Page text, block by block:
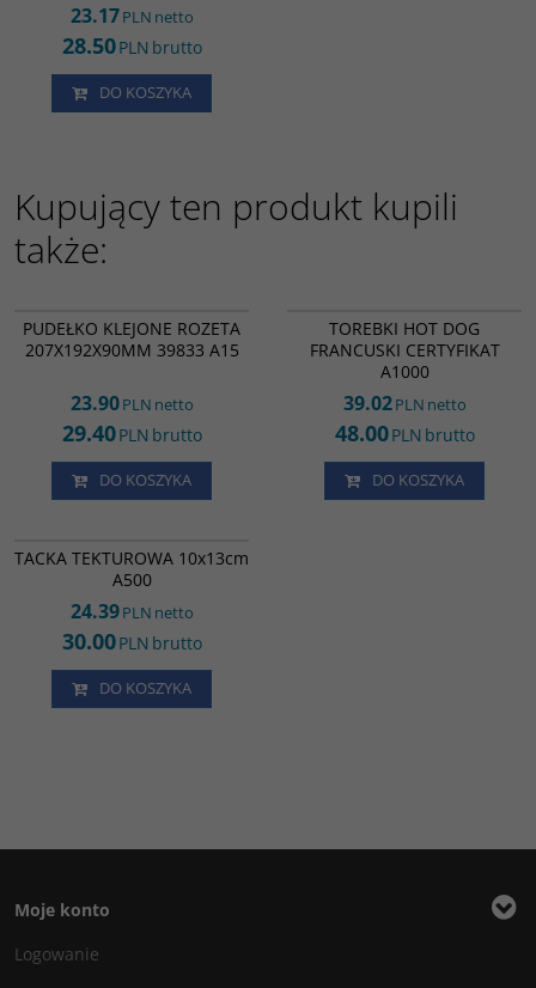
23.17PLN netto
28.50PLN brutto
DO KOSZYKA
Kupujący ten produkt kupili
także:
PUDEŁKO KLEJONE ROZETA
207X192X90MM 39833 A15
23.90PLN netto
29.40PLN brutto
DO KOSZYKA
TOREBKI HOT DOG
FRANCUSKI CERTYFIKAT
A1000
39.02PLN netto
48.00PLN brutto
DO KOSZYKA
TACKA TEKTUROWA 10x13cm
A500
24.39PLN netto
30.00PLN brutto
DO KOSZYKA
Moje konto
Logowanie